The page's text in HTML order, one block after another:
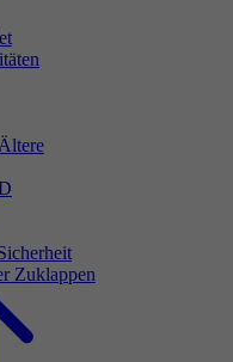
Zuklappen